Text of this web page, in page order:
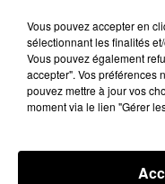
Vous pouvez accepter en
sélectionnant les finalités
Vous pouvez également
accepter". Vos préférences
pouvez mettre à jour vos
moment via le lien "Gérer